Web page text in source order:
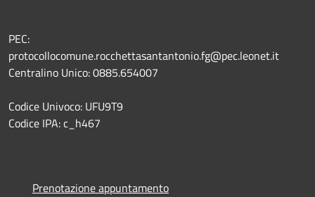
PEC:
protocollocomune.rocchettasantantonio.fg@pec.leonet.it
Centralino Unico: 0885.654007
Codice Univoco: UFU9T9
Codice IPA: c_h467
Prenotazione appuntamento